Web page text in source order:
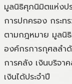
มูลนิธิศุภนิมิตแห่งป
การปกครอง กระท
ตามกฎหมาย มูลนิธิ
องค์กรการกุศลลำ
การคลัง เงินบริจา
เงินได้ประจำปี